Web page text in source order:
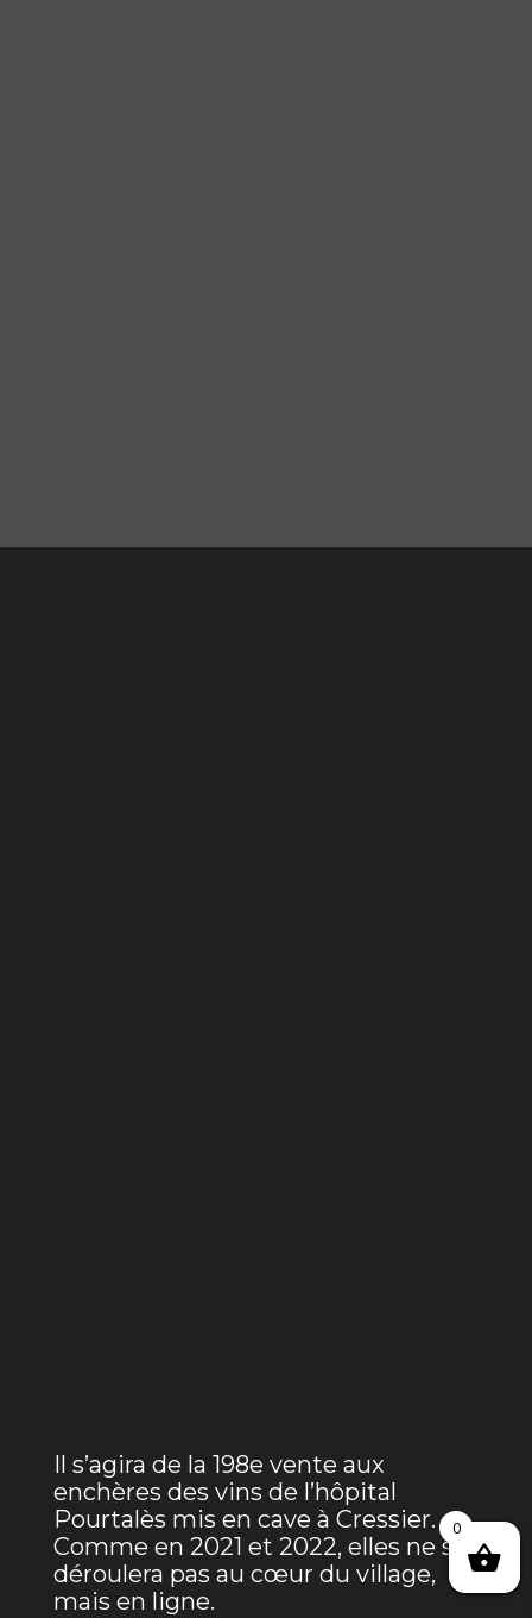
Il s’agira de la 198e vente aux
enchères des vins de l’hôpital
Pourtalès mis en cave à Cressier.
Comme en 2021 et 2022, elles ne se
déroulera pas au cœur du village,
mais en ligne.
0